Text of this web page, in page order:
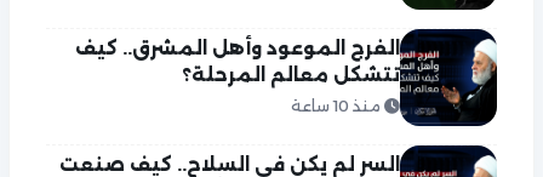
الفرج الموعود وأهل المشرق.. كيف
تتشكل معالم المرحلة؟
منذ 10 ساعة
السر لم يكن في السلاح.. كيف صنعت